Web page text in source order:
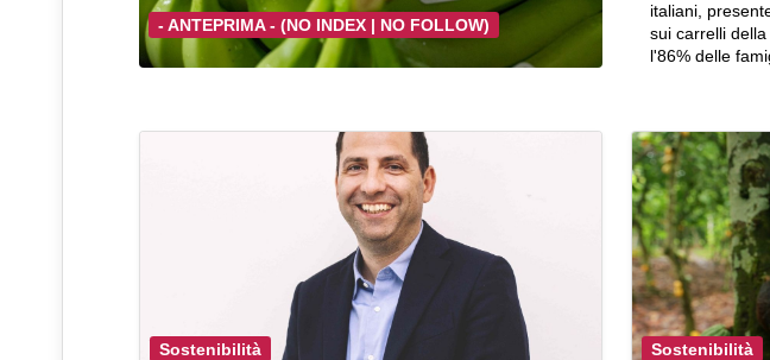
- ANTEPRIMA - (NO INDEX | NO FOLLOW)
italiani,
sui carrelli della
l'86% delle
Sostenibilità Sostenibilità